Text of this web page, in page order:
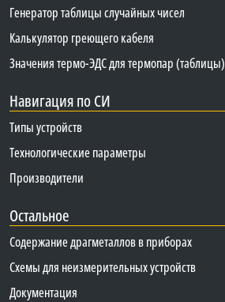
Генератор таблицы случайных чисел
Калькулятор греющего кабеля
Значения термо-ЭДС для термопар (таблицы)
Навигация по СИ
Типы устройств
Технологические параметры
Производители
Остальное
Содержание драгметаллов в приборах
Схемы для неизмерительных устройств
Документация